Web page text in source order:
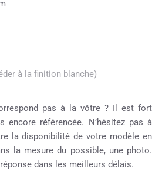
à la finition blanche)
pas à la vôtre ? Il est fort
encore référencée. N’hésitez pas à
la disponibilité de votre modèle en
la mesure du possible, une photo.
dans les meilleurs délais.